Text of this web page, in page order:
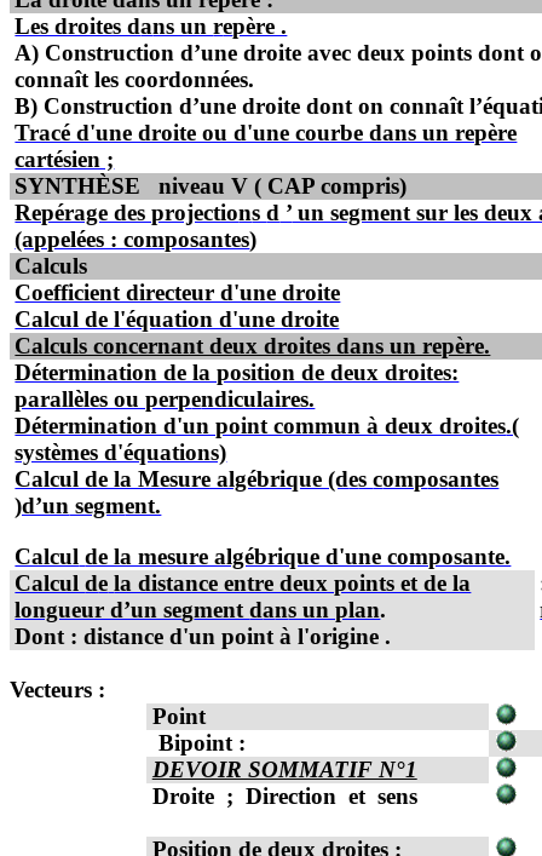
Les droites dans unrepère .
A) Construction d’une droite avec deux points dont
connaît les coordonnées.
B) Construction d’une droite dont on connaît
Tracé d'une droite ou d'une courbe dans un repère
cartésien ;
SYNTHÈSE
niveau V( CAP compris)
Repérage des projectionsd ’ un segment sur les deux
(appelées : composantes)
Calculs
Coefficient directeur d'une droite
Calcul de l'équation d'une droite
Calculs concernant deux droites dans un repère.
Détermination de la position de deux droites:
parallèles ou perpendiculaires.
Détermination d'un point commun à deux droites.(
systèmes d'équations)
Calcul de la Mesure algébrique (descomposantes
)d’un segment.
Calcul de la mesure algébrique d'une composante.
Calculde la distance entre deux points et de la
longueur d’un segmentdans un plan.
Dont : distance d'un point àl'origine .
Vecteurs :
Point
Bipoint :
DEVOIR SOMMATIF N°1
Droite ; Direction et sens
Position de deux droites :